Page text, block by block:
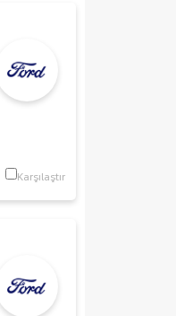
Karşılaştır